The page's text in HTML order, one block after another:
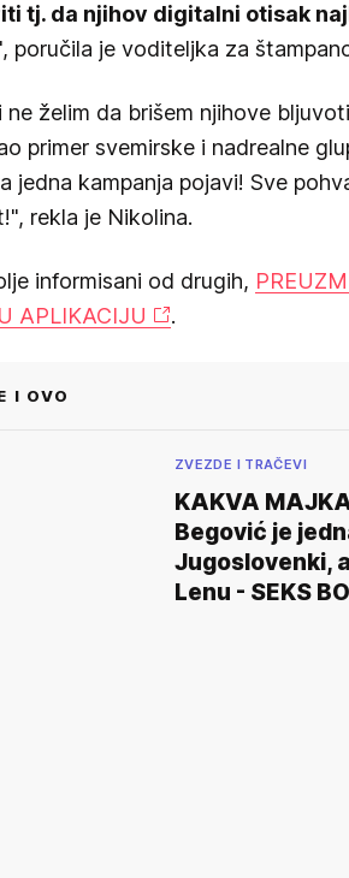
tj. da njihov digitalni otisak
poručila je voditeljka za
ne želim da brišem njihove
primer svemirske i nadrealne
jedna kampanja pojavi! Sve
rekla je Nikolina.
informisani od drugih,
APLIKACIJU
.
I OVO
ZVEZDE I TRAČEVI
KAKVA
Begović je
Jugoslovenki,
Lenu - SEKS